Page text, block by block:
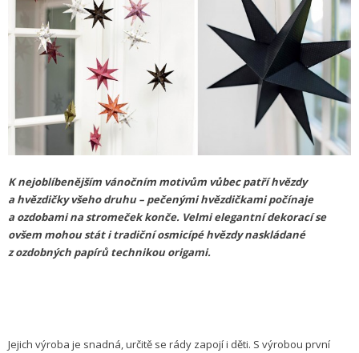
K nejoblíbenějším vánočním motivům vůbec patří hvězdy
a hvězdičky všeho druhu – pečenými hvězdičkami počínaje
a ozdobami na stromeček konče. Velmi elegantní dekorací se
ovšem mohou stát i tradiční osmicípé hvězdy naskládané
z ozdobných papírů technikou origami.
Jejich výroba je snadná, určitě se rády zapojí i děti. S výrobou první